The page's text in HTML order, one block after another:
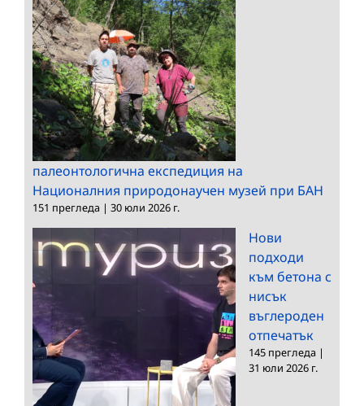
палеонтологична експедиция на
Националния природонаучен музей при БАН
151 прегледа | 30 юли 2026 г.
Нови
подходи
към бетона с
нисък
въглероден
отпечатък
145 прегледа |
31 юли 2026 г.